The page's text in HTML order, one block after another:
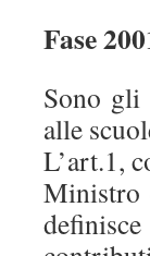
Fase
Sono gli
alle
L’art.1,
Ministro